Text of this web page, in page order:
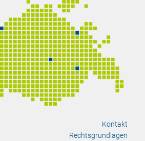
Kontakt
Rechtsgrundlagen